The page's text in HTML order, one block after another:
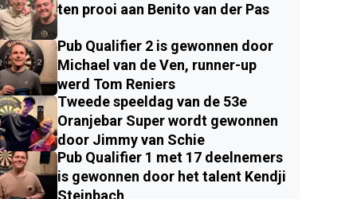
ten prooi aan Benito van der Pas
Pub Qualifier 2 is gewonnen door
Michael van de Ven, runner-up
werd Tom Reniers
Tweede speeldag van de 53e
Oranjebar Super wordt gewonnen
door Jimmy van Schie
Pub Qualifier 1 met 17 deelnemers
is gewonnen door het talent Kendji